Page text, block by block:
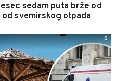
sedam puta brže od
svemirskog otpada
0